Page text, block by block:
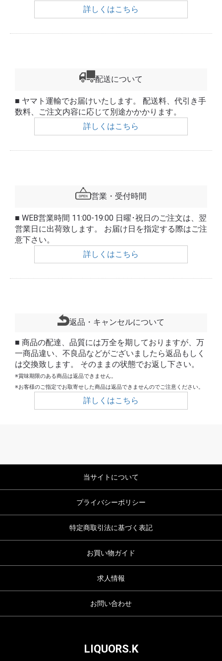
詳しくはこちら
配送について
■ ヤマト運輸でお届けいたします。 配送料、代引き手
数料、ご注文内容に応じて別途かかかります。
詳しくはこちら
営業・受付時間
■ WEB営業時間 11:00-19:00 日曜･祝日のご注文は、翌
営業日に出荷致します。 お届け日を指定する際はご注
意下さい。
詳しくはこちら
返品・キャンセルについて
■ 商品の配達、品質には万全を期しておりますが、万
一商品違い、不良品などがございましたら返品もしく
は交換致します。 そのままの状態でお返し下さい。
※賞味期限のある商品は返品できません。
※お客様のご指定でお取寄せした商品は返品できませんのでご注意ください。
詳しくはこちら
当サイトについて
プライバシーポリシー
特定商取引法に基づく表記
お買い物ガイド
求人情報
お問い合わせ
LIQUORS.K